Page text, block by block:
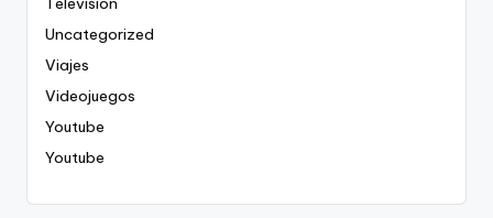
Uncategorized
Viajes
Videojuegos
Youtube
Youtube